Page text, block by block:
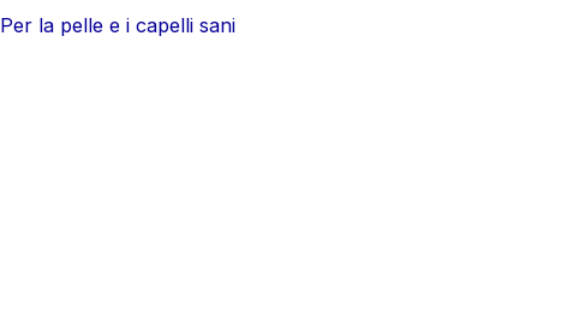
Per la pelle e i capelli sani